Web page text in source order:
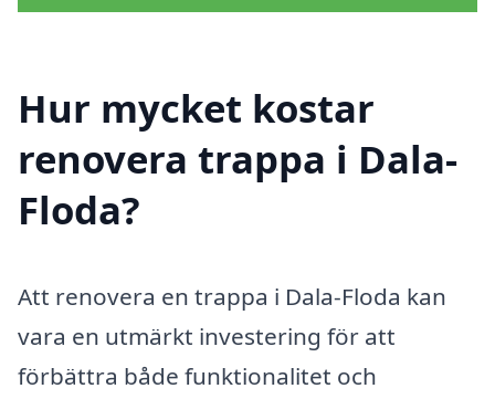
Hur mycket kostar
renovera trappa i Dala-
Floda?
Att renovera en trappa i Dala-Floda kan
vara en utmärkt investering för att
förbättra både funktionalitet och